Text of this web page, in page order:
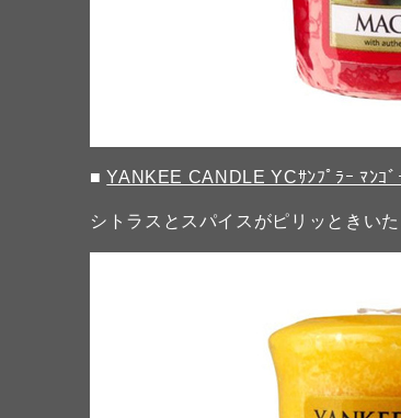
■YANKEE CANDLE YCｻﾝﾌﾟﾗｰ ﾏﾝｺ
シトラスとスパイスがピリッときい